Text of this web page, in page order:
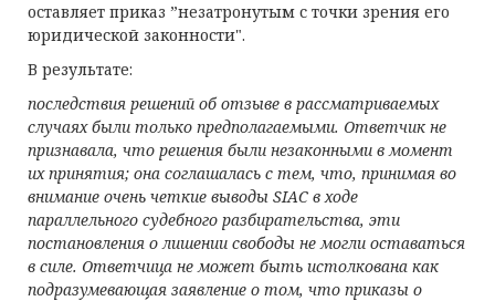
оставляет приказ ”незатронутым с точки зрения его
юридической законности".
В результате:
последствия решений об отзыве в рассматриваемых
случаях были только предполагаемыми. Ответчик не
признавала, что решения были незаконными в момент
их принятия; она соглашалась с тем, что, принимая во
внимание очень четкие выводы SIAC в ходе
параллельного судебного разбирательства, эти
постановления о лишении свободы не могли оставаться
в силе. Ответчица не может быть истолкована как
подразумевающая заявление о том, что приказы о